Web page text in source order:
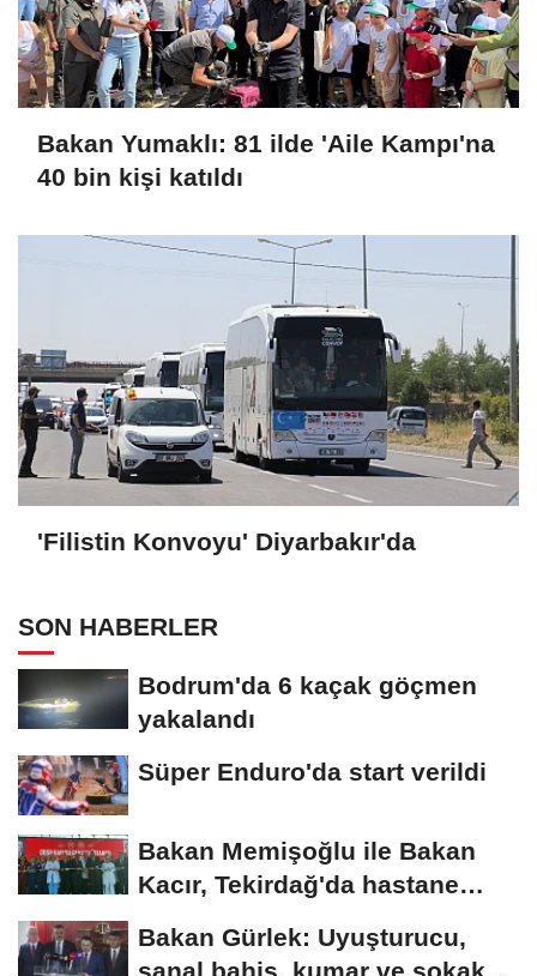
Bakan Yumaklı: 81 ilde 'Aile Kampı'na
40 bin kişi katıldı
'Filistin Konvoyu' Diyarbakır'da
SON HABERLER
Bodrum'da 6 kaçak göçmen
yakalandı
Süper Enduro'da start verildi
Bakan Memişoğlu ile Bakan
Kacır, Tekirdağ'da hastane
Bakan Gürlek: Uyuşturucu,
sanal bahis, kumar ve sokak